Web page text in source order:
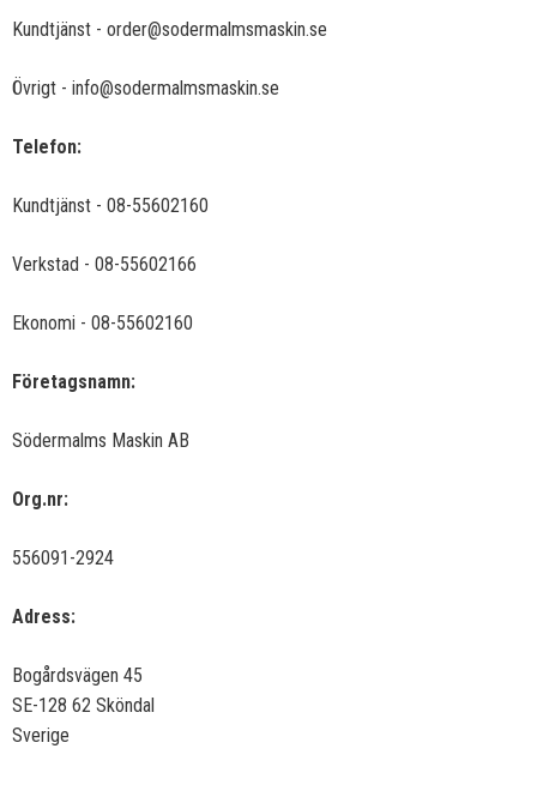
Kundtjänst - order@sodermalmsmaskin.se
Övrigt - info@sodermalmsmaskin.se
Telefon:
Kundtjänst - 08-55602160
Verkstad - 08-55602166
Ekonomi - 08-55602160
Företagsnamn:
Södermalms Maskin AB
Org.nr:
556091-2924
Adress:
Bogårdsvägen 45
SE-128 62 Sköndal
Sverige